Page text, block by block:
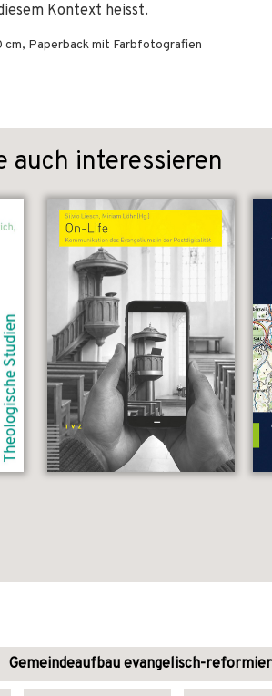
Kontext heisst.
cm, Paperback mit Farbfotografien
auch interessieren
Gemeindeaufbau evangelisch-